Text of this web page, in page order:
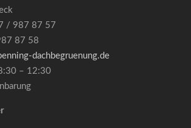
/ 987 87 57
87 58
dachbegruenung.de
– 12:30